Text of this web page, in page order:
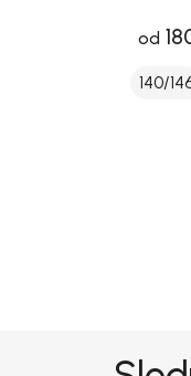
od
140/